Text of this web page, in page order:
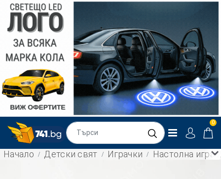
0
Начало Детски свят Играчки Настолна